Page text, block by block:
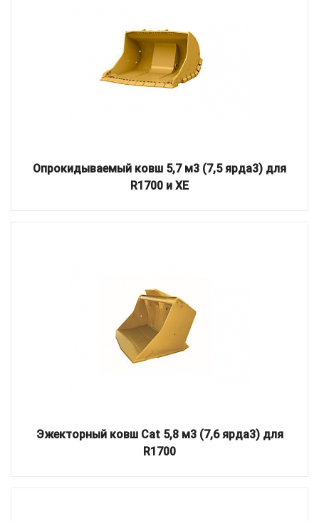
Опрокидываемый ковш 5,7 м3 (7,5 ярда3) для
R1700 и XE
Эжекторный ковш Cat 5,8 м3 (7,6 ярда3) для
R1700